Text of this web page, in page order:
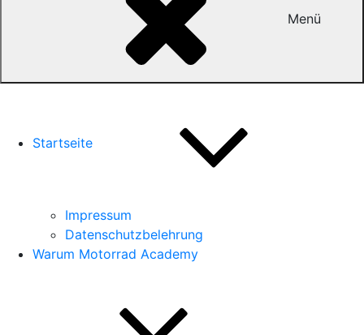
Menü
Startseite
Impressum
Datenschutzbelehrung
Warum Motorrad Academy